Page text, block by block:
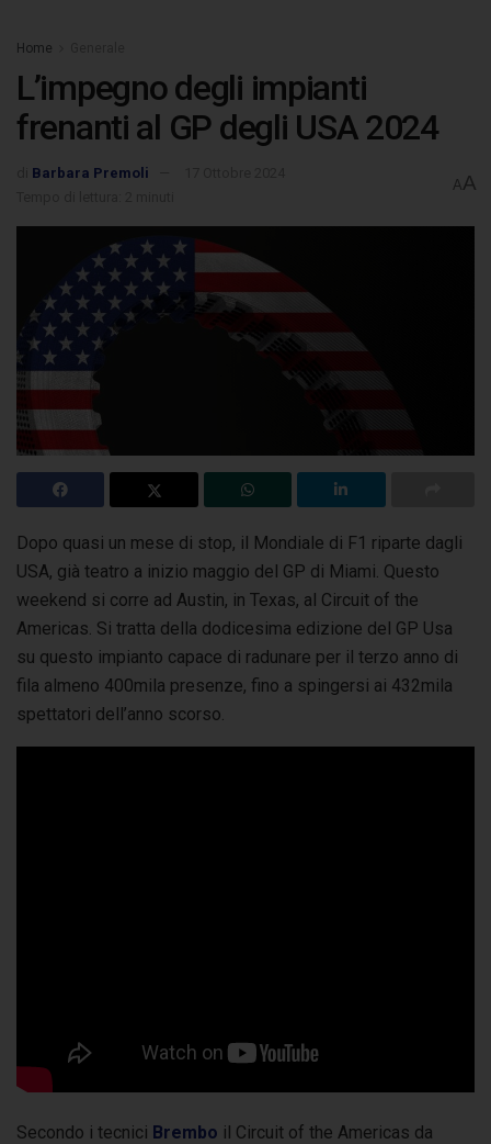
Home
L’impegno degli impianti
frenanti al GP degli USA 2024
Barbara Premoli
AA
Dopo quasi un mese di stop, il Mondiale di F1 riparte dagli
USA, già teatro a inizio maggio del GP di Miami. Questo
weekend si corre ad Austin, in Texas, al Circuit of the
Americas. Si tratta della dodicesima edizione del GP Usa
su questo impianto capace di radunare per il terzo anno di
fila almeno 400mila presenze, fino a spingersi ai 432mila
spettatori dell’anno scorso.
Secondo i tecnici Brembo il Circuit of the Americas da